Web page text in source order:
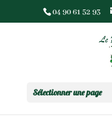
04 90 61 52 93
Sélectionner une page